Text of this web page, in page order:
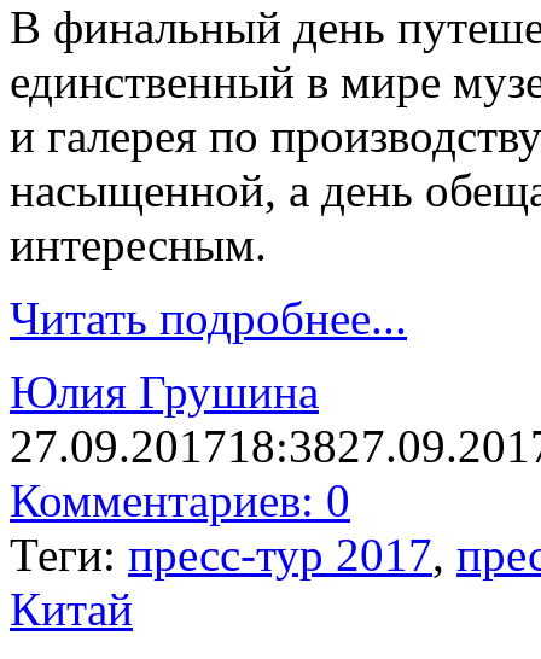
В финальный день
единственный в мире
и галерея по
насыщенной, а день
интересным.
Читать подробнее...
Юлия Грушина
27.09.201718:38
Комментариев: 0
Теги: пресс-тур 2017,
Китай